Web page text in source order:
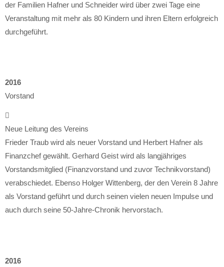
der Familien Hafner und Schneider wird über zwei Tage eine
Veranstaltung mit mehr als 80 Kindern und ihren Eltern erfolgreich
durchgeführt.
2016
Vorstand
Neue Leitung des Vereins
Frieder Traub wird als neuer Vorstand und Herbert Hafner als
Finanzchef gewählt. Gerhard Geist wird als langjähriges
Vorstandsmitglied (Finanzvorstand und zuvor Technikvorstand)
verabschiedet. Ebenso Holger Wittenberg, der den Verein 8 Jahre
als Vorstand geführt und durch seinen vielen neuen Impulse und
auch durch seine 50-Jahre-Chronik hervorstach.
2016